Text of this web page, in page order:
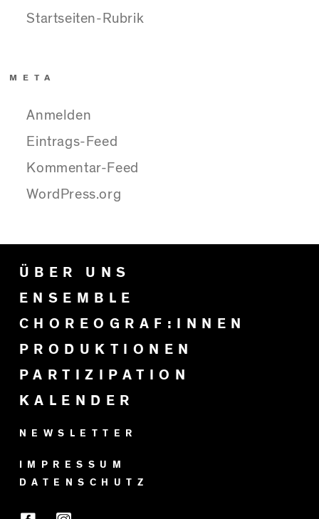
Startseiten-Rubrik
META
Anmelden
Eintrags-Feed
Kommentar-Feed
WordPress.org
ÜBER UNS
ENSEMBLE
CHOREOGRAF:INNEN
PRODUKTIONEN
PARTIZIPATION
KALENDER
NEWSLETTER
IMPRESSUM
DATENSCHUTZ